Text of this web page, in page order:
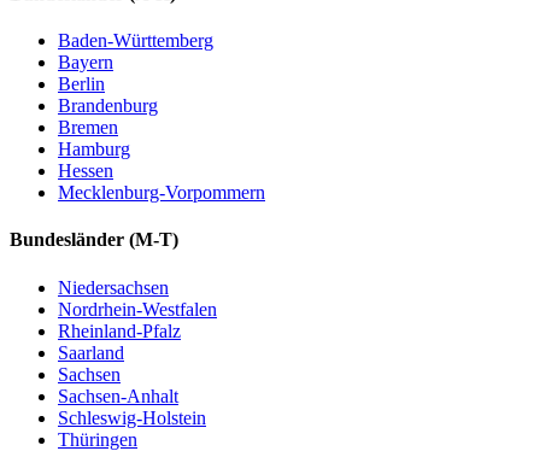
Baden-Württemberg
Bayern
Berlin
Brandenburg
Bremen
Hamburg
Hessen
Mecklenburg-Vorpommern
Bundesländer (M-T)
Niedersachsen
Nordrhein-Westfalen
Rheinland-Pfalz
Saarland
Sachsen
Sachsen-Anhalt
Schleswig-Holstein
Thüringen